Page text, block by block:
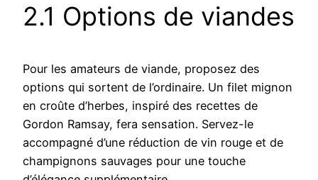
2.1 Options de viandes
Pour les amateurs de viande, proposez des
options qui sortent de l’ordinaire. Un filet mignon
en croûte d’herbes, inspiré des recettes de
Gordon Ramsay, fera sensation. Servez-le
accompagné d’une réduction de vin rouge et de
champignons sauvages pour une touche